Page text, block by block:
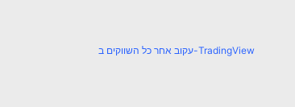
עקוב אחר כל השווקים ב-TradingView